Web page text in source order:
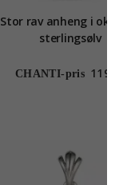
Stor rav anheng i oksidert
sterlingsølv
CHANTI-pris 1199,-